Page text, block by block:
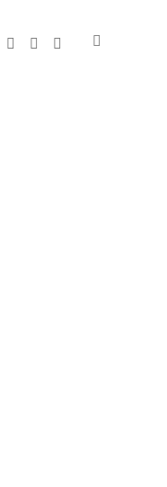
facebookinstagrambandcamp
spotify